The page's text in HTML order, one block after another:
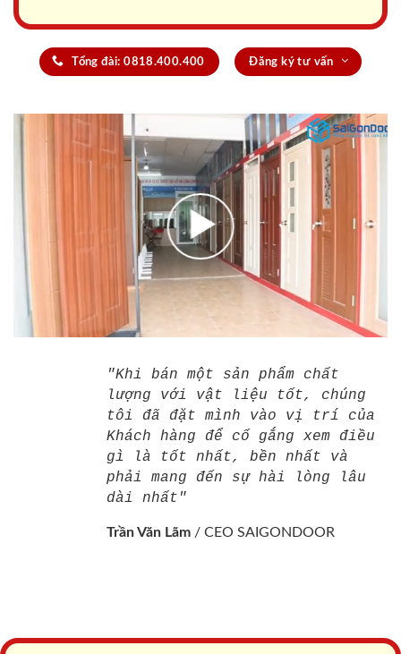
Tổng đài: 0818.400.400 Đăng ký tư vấn
"Khi bán một sản phẩm chất
lượng với vật liệu tốt, chúng
tôi đã đặt mình vào vị trí của
Khách hàng để cố gắng xem điều
gì là tốt nhất, bền nhất và
phải mang đến sự hài lòng lâu
dài nhất"
Trần Văn Lãm / CEO SAIGONDOOR